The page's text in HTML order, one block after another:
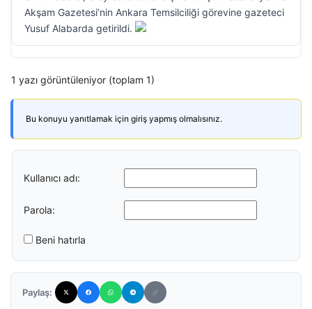
Akşam Gazetesi’nin Ankara Temsilciliği görevine gazeteci
Yusuf Alabarda getirildi.
1 yazı görüntüleniyor (toplam 1)
Bu konuyu yanıtlamak için giriş yapmış olmalısınız.
Kullanıcı adı:
Parola:
Beni hatırla
Paylaş: